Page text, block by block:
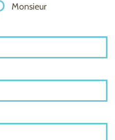
Monsieur